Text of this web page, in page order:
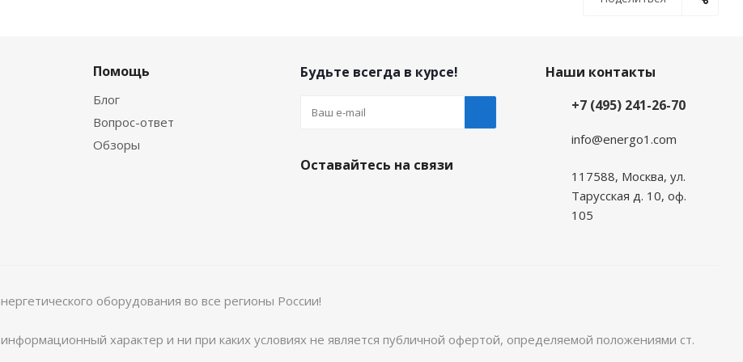
Помощь
Блог
Вопрос-ответ
Обзоры
Будьте всегда в курсе!
Оставайтесь на связи
Наши контакты
+7 (495) 241-26-70
info@energo1.com
117588, Москва, ул.
Тарусская д. 10, оф.
105
оборудования во все регионы России!
характер и ни при каких условиях не является публичной офертой, определяемой положениями ст.